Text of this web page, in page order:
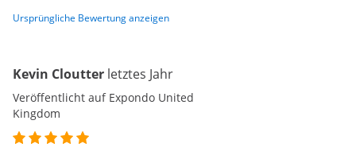
Ursprüngliche Bewertung anzeigen
Kevin Cloutter letztes Jahr
Veröffentlicht auf Expondo United
Kingdom